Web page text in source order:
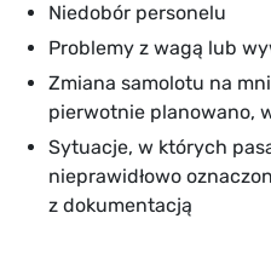
Niedobór personelu
Problemy z wagą lub
Zmiana samolotu na
pierwotnie planowano,
Sytuacje, w których
nieprawidłowo
z dokumentacją